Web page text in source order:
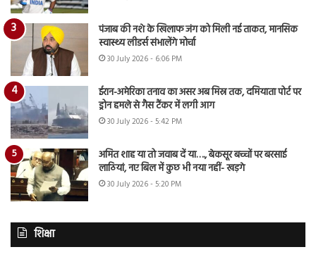
पंजाब की नशे के खिलाफ जंग को मिली नई ताकत, मानसिक
स्वास्थ्य लीडर्स संभालेंगे मोर्चा
30 July 2026 - 6:06 PM
ईरान-अमेरिका तनाव का असर अब मिस्र तक, दमियाता पोर्ट पर
ड्रोन हमले से गैस टैंकर में लगी आग
30 July 2026 - 5:42 PM
अमित शाह या तो जवाब दें या…., बेकसूर बच्चों पर बरसाई
लाठियां, नए बिल में कुछ भी नया नहीं- खड़गे
30 July 2026 - 5:20 PM
शिक्षा